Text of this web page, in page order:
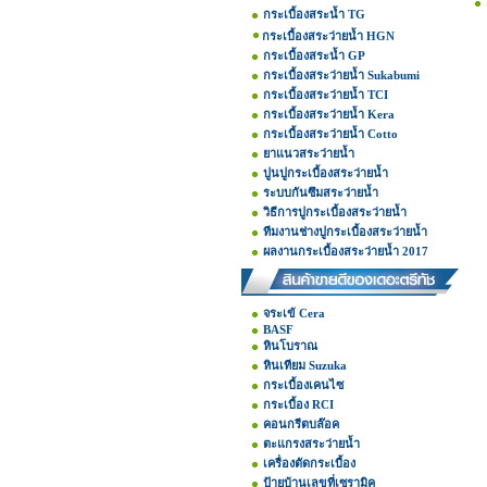
กระเบื้องสระน้ำ TG
กระเบื้องสระว่ายน้ำ HGN
กระเบื้องสระน้ำ GP
กระเบื้องสระว่ายน้ำ Sukabumi
กระเบื้องสระว่ายน้ำ TCI
กระเบื้องสระว่ายน้ำ Kera
กระเบื้องสระว่ายน้ำ Cotto
ยาแนวสระว่ายน้ำ
ปูนปูกระเบื้องสระว่ายน้ำ
ระบบกันซึมสระว่ายน้ำ
วิธีการปูกระเบื้องสระว่ายน้ำ
ทีมงานช่างปูกระเบื้องสระว่ายน้ำ
ผลงานกระเบื้องสระว่ายน้ำ 2017
จระเข้ Cera
BASF
หินโบราณ
หินเทียม Suzuka
กระเบื้องเคนไซ
กระเบื้อง RCI
คอนกรีตบล๊อค
ตะแกรงสระว่ายน้ำ
เครื่องตัดกระเบื้อง
ป้ายบ้านเลขที่เซรามิค